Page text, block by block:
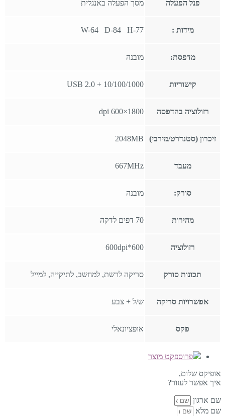
פנל הפעלה מסך הפעלה באנגלית
מידות : W-64 D-84 H-77
מדפסת: מובנה
קישוריות 10/100/1000 + USB 2.0
רזולוציה בהדפסה 1800×600 dpi
זיכרון (סטנדרט/מירבי) 2048MB
מעבד 667MHz
סורק: מובנה
מהירות 70 דפים לדקה
רזולוציה 600*600dpi
תכונות סורק סריקה לרשת, למחשב, לתיקייה, למייל
אפשרויות סריקה ש/ל + צבע
פקס אופציונאלי
פרוספקט מוצר
אופיקס שלום,
איך אפשר לעזור?
שם ארגון
שם מלא